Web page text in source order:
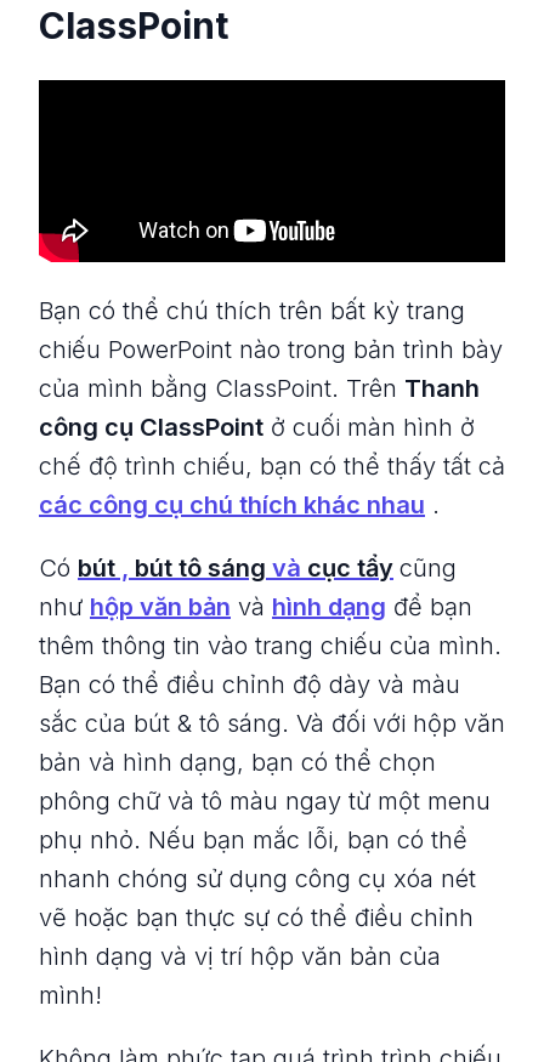
ClassPoint
Bạn có thể chú thích trên bất kỳ trang
chiếu PowerPoint nào trong bản trình bày
của mình bằng ClassPoint. Trên Thanh
công cụ ClassPoint ở cuối màn hình ở
chế độ trình chiếu, bạn có thể thấy tất cả
các công cụ chú thích khác nhau .
Có bút , bút tô sáng và cục tẩy cũng
như hộp văn bản và hình dạng để bạn
thêm thông tin vào trang chiếu của mình.
Bạn có thể điều chỉnh độ dày và màu
sắc của bút & tô sáng. Và đối với hộp văn
bản và hình dạng, bạn có thể chọn
phông chữ và tô màu ngay từ một menu
phụ nhỏ. Nếu bạn mắc lỗi, bạn có thể
nhanh chóng sử dụng công cụ xóa nét
vẽ hoặc bạn thực sự có thể điều chỉnh
hình dạng và vị trí hộp văn bản của
mình!